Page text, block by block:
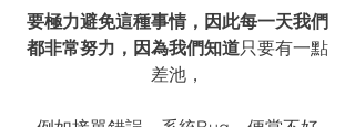
要極力避免這種事情，因此每一天我們
都非常努力，因為我們知道只要有一點
差池，